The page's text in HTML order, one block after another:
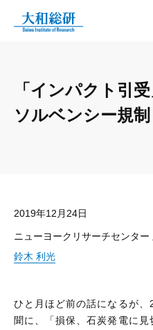
「インパクト引
ソルベンシー規
2019年12月24日
ニューヨークリサーチセンター
鈴木 利光
ひと月ほど前の話になるが
聞に、「損保、石炭発電に